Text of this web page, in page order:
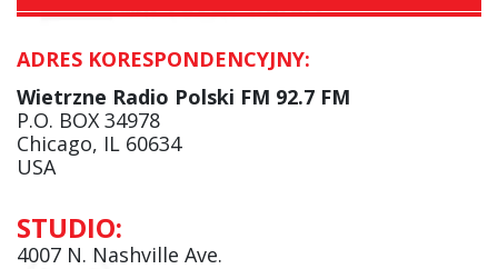
ADRES KORESPONDENCYJNY:
Wietrzne Radio Polski FM 92.7 FM
P.O. BOX 34978
Chicago, IL 60634
USA
STUDIO:
4007 N. Nashville Ave.